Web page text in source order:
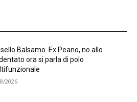
Balsamo. Ex Peano, no allo
ora si parla di polo
2026